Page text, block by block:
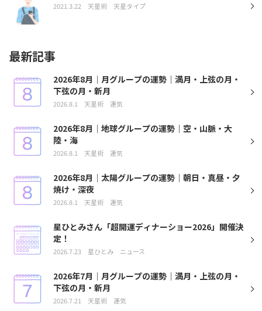
2021.3.22 天星術 天星タイプ
最新記事
2026年8月｜月グループの運勢｜満月・上弦の月・
下弦の月・新月
2026.8.1 天星術 運気
2026年8月｜地球グループの運勢｜空・山脈・大
陸・海
2026.8.1 天星術 運気
2026年8月｜太陽グループの運勢｜朝日・真昼・夕
焼け・深夜
2026.8.1 天星術 運気
星ひとみさん「超開運ディナーショー2026」開催決
定！
2026.7.23 星ひとみ ニュース
2026年7月｜月グループの運勢｜満月・上弦の月・
下弦の月・新月
2026.7.21 天星術 運気